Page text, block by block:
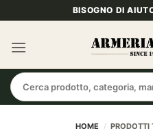
ai
contenuti
BISOGNO DI
Cerca:
HOME / PRODOTTI